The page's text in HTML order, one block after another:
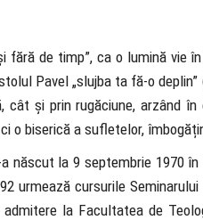
fără de timp”, ca o lumină
Pavel „slujba ta fă-o
cât și prin rugăciune, arzând
o biserică a sufletelor,
născut la 9 septembrie 1970
urmează cursurile
la Facultatea de